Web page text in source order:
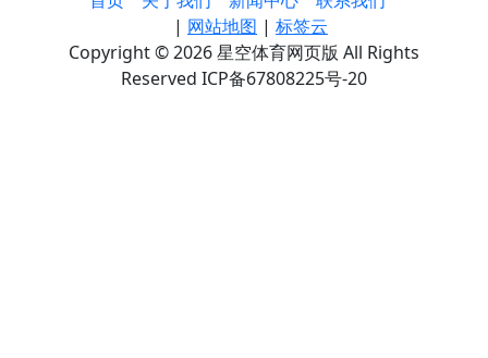
| 网站地图 | 标签云
Copyright © 2026 星空体育网页版 All Rights
Reserved ICP备67808225号-20